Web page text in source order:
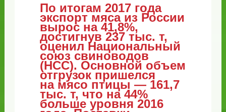
По итогам 2017 года
экспорт мяса из России
вырос на 41,8%,
достигнув 237 тыс. т,
оценил Национальный
союз свиноводов
(НСС). Основной объем
отгрузок пришелся
на мясо птицы — 161,7
тыс. т, что на 44%
больше уровня 2016